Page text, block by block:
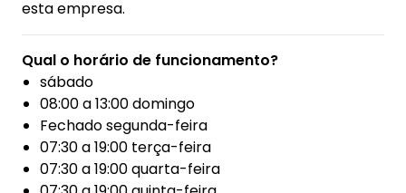
esta empresa.
Qual o horário de funcionamento?
sábado
08:00 a 13:00 domingo
Fechado segunda-feira
07:30 a 19:00 terça-feira
07:30 a 19:00 quarta-feira